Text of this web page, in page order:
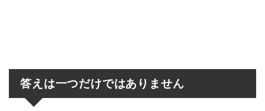
答えは一つだけではありません